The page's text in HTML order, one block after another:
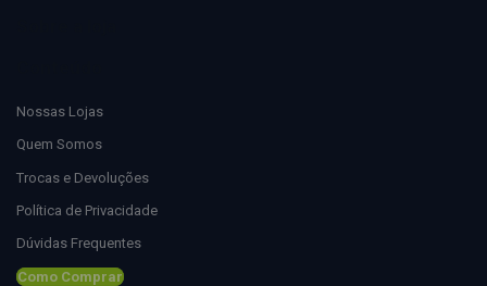
Nossas Lojas
Quem Somos
Trocas e Devoluções
Política de Privacidade
Dúvidas Frequentes
Como Comprar